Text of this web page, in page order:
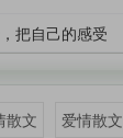
把自己的感受
散文 爱情散文